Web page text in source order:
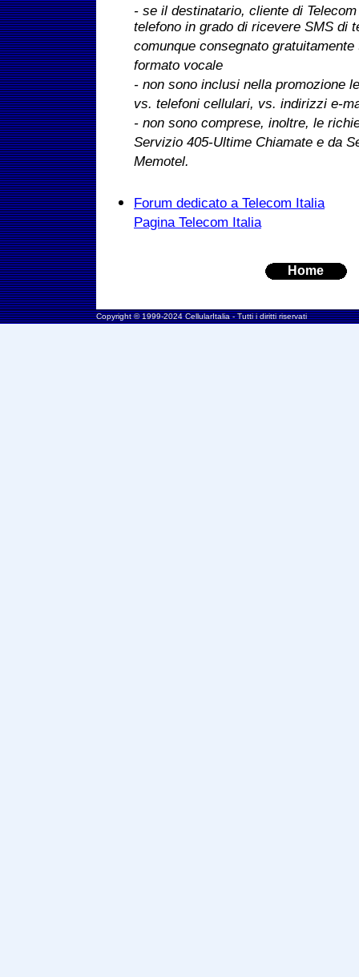
- se il destinatario, cliente di
telefono in grado di ricevere SMS di
comunque consegnato
formato vocale
- non sono inclusi nella promozione
vs. telefoni cellulari, vs. indirizzi e-
- non sono comprese, inoltre, le
Servizio 405-Ultime Chiamate e da
Memotel.
Forum dedicato a Telecom Italia
Pagina Telecom Italia
Home
Copyright © 1999-2024 CellularItalia - Tutti i diritti riservati